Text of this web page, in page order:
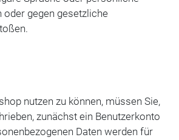
gegen gesetzliche
nutzen zu können, müssen Sie,
zunächst ein Benutzerkonto
Daten werden für